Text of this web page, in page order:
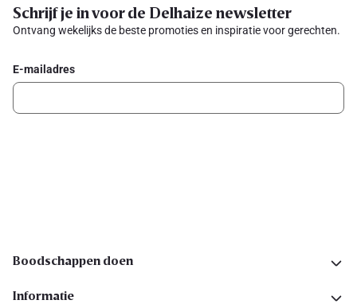
Schrijf je in voor de Delhaize newsletter
Ontvang wekelijks de beste promoties en inspiratie voor gerechten.
E-mailadres
Boodschappen doen
Informatie